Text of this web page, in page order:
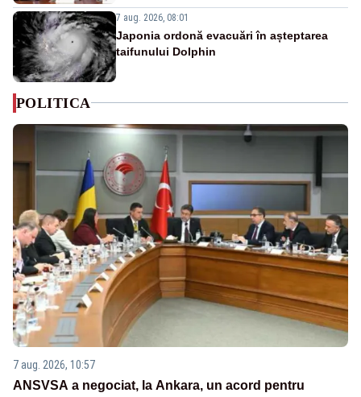
7 aug. 2026, 08:01
Japonia ordonă evacuări în așteptarea
taifunului Dolphin
POLITICA
7 aug. 2026, 10:57
ANSVSA a negociat, la Ankara, un acord pentru